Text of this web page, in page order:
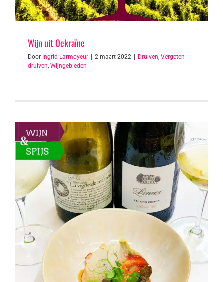
Wijn uit Oekraïne
Door Ingrid Larmoyeur 2 maart 2022 Druiven, Vergeten
druiven, Wijngebieden